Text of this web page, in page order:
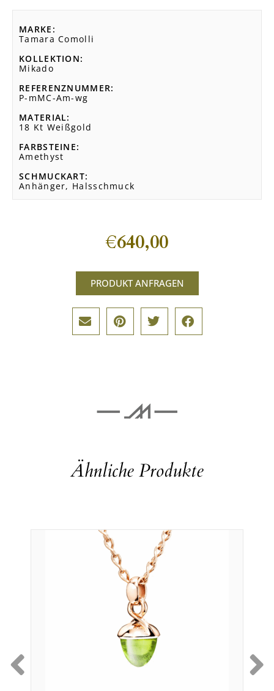
MARKE
Tamara Comolli
KOLLEKTION
Mikado
REFERENZNUMMER
P-mMC-Am-wg
MATERIAL
18 Kt Weißgold
FARBSTEINE
Amethyst
SCHMUCKART
Anhänger, Halsschmuck
€640,00
PRODUKT ANFRAGEN
Ähnliche Produkte